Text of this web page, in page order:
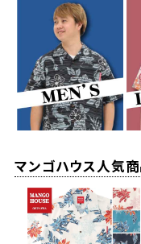
マンゴハウス人気